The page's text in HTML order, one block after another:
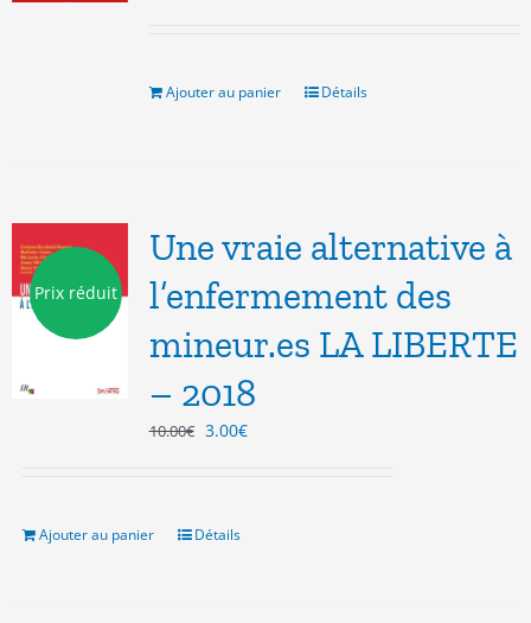
10.00€.5.00€.
Ajouter au panier Détails
Prix réduit
Une vraie alternative à
l’enfermement des
mineur.es LA LIBERTE
– 2018
10.00€ Le
10.00€.
3.00€Le
Ajouter au panier Détails